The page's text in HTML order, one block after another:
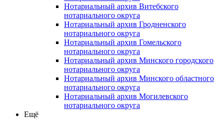
Нотариальный архив Витебского
нотариального округа
Нотариальный архив Гродненского
нотариального округа
Нотариальный архив Гомельского
нотариального округа
Нотариальный архив Минского городского
нотариального округа
Нотариальный архив Минского областного
нотариального округа
Нотариальный архив Могилевского
нотариального округа
Ещё